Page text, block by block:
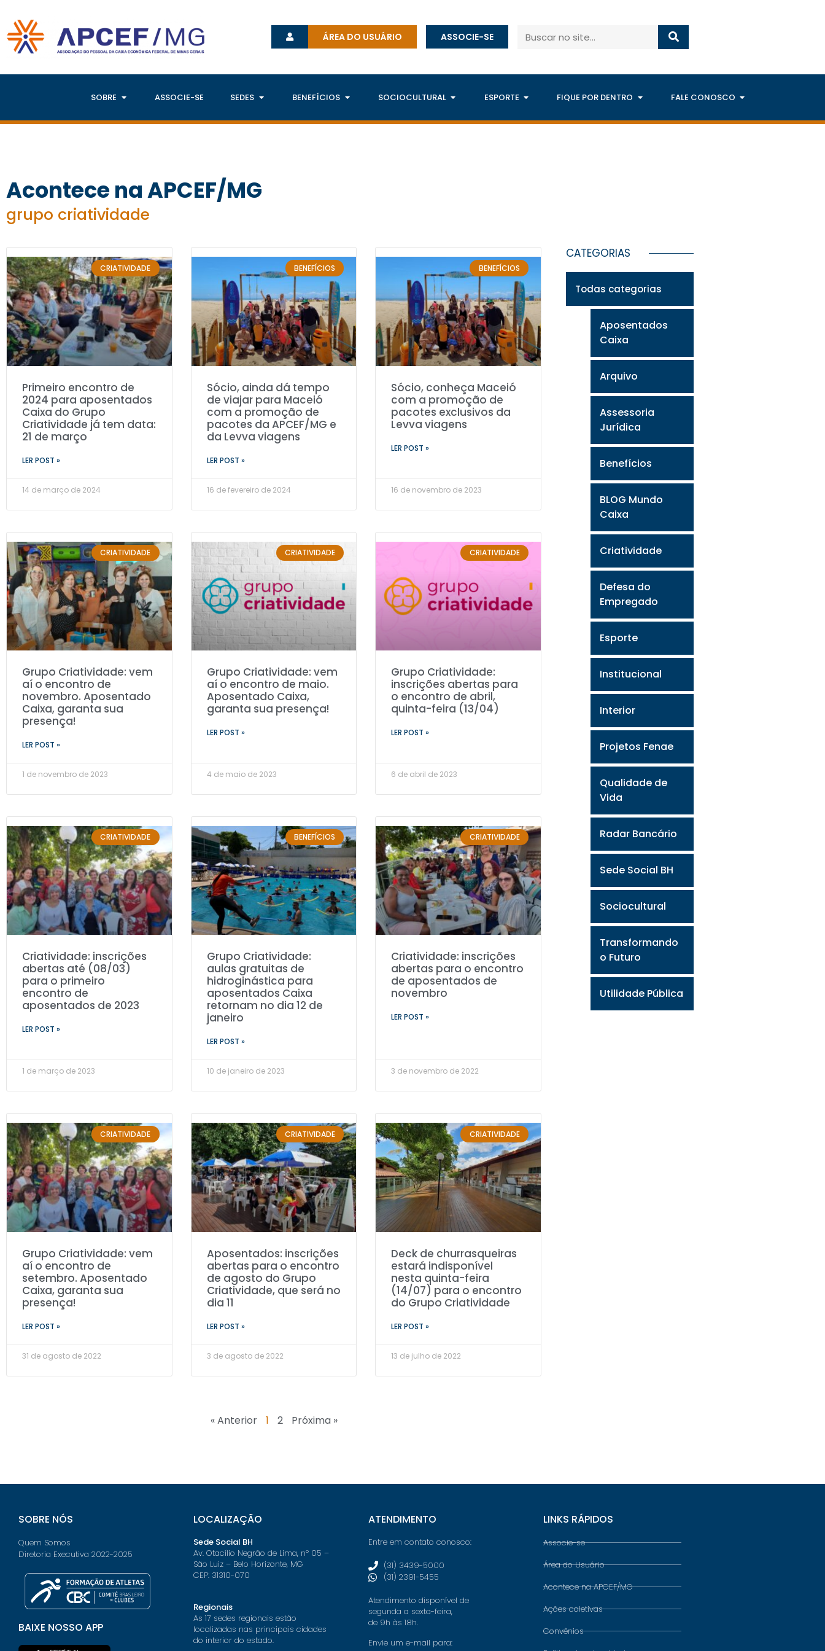
ÁREA DO USUÁRIO ASSOCIE-SE
SOBRE ASSOCIE-SE SEDES BENEFÍCIOS SOCIOCULTURAL ESPORTE FIQUE POR DENTRO FALE CONOSCO
Acontece na APCEF/MG
grupo criatividade
CRIATIVIDADE
Primeiro encontro de
2024 para aposentados
Caixa do Grupo
Criatividade já tem data:
21 de março
LER POST »
14 de março de 2024
BENEFÍCIOS
Sócio, ainda dá tempo
de viajar para Maceió
com a promoção de
pacotes da APCEF/MG e
da Levva viagens
LER POST »
16 de fevereiro de 2024
BENEFÍCIOS
Sócio, conheça Maceió
com a promoção de
pacotes exclusivos da
Levva viagens
LER POST »
16 de novembro de 2023
CRIATIVIDADE
Grupo Criatividade: vem
aí o encontro de
novembro. Aposentado
Caixa, garanta sua
presença!
LER POST »
1 de novembro de 2023
CRIATIVIDADE
Grupo Criatividade: vem
aí o encontro de maio.
Aposentado Caixa,
garanta sua presença!
LER POST »
4 de maio de 2023
CRIATIVIDADE
Grupo Criatividade:
inscrições abertas para
o encontro de abril,
quinta-feira (13/04)
LER POST »
6 de abril de 2023
CRIATIVIDADE
Criatividade: inscrições
abertas até (08/03)
para o primeiro
encontro de
aposentados de 2023
LER POST »
1 de março de 2023
BENEFÍCIOS
Grupo Criatividade:
aulas gratuitas de
hidroginástica para
aposentados Caixa
retornam no dia 12 de
janeiro
LER POST »
10 de janeiro de 2023
CRIATIVIDADE
Criatividade: inscrições
abertas para o encontro
de aposentados de
novembro
LER POST »
3 de novembro de 2022
CRIATIVIDADE
Grupo Criatividade: vem
aí o encontro de
setembro. Aposentado
Caixa, garanta sua
presença!
LER POST »
31 de agosto de 2022
CRIATIVIDADE
Aposentados: inscrições
abertas para o encontro
de agosto do Grupo
Criatividade, que será no
dia 11
LER POST »
3 de agosto de 2022
CRIATIVIDADE
Deck de churrasqueiras
estará indisponível
nesta quinta-feira
(14/07) para o encontro
do Grupo Criatividade
LER POST »
13 de julho de 2022
« Anterior 1 2 Próxima »
CATEGORIAS
Todas categorias
Aposentados
Caixa
Arquivo
Assessoria
Jurídica
Benefícios
BLOG Mundo
Caixa
Criatividade
Defesa do
Empregado
Esporte
Institucional
Interior
Projetos Fenae
Qualidade de
Vida
Radar Bancário
Sede Social BH
Sociocultural
Transformando
o Futuro
Utilidade Pública
SOBRE NÓS
Quem Somos
Diretoria Executiva 2022-2025
BAIXE NOSSO APP
LOCALIZAÇÃO
Sede Social BH
Av. Otacílio Negrão de Lima, nº 05 –
São Luiz – Belo Horizonte, MG
CEP: 31310-070
Regionais
As 17 sedes regionais estão
localizadas nas principais cidades
do interior do estado.
ATENDIMENTO
Entre em contato conosco:
(31) 3439-5000
(31) 2391-5455
Atendimento disponível de
segunda a sexta-feira,
de 9h às 18h.
Envie um e-mail para:
LINKS RÁPIDOS
Associe-se
Área do Usuário
Acontece na APCEF/MG
Ações coletivas
Convênios